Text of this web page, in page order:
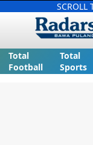
SCROLL
Total
Football
Total
Sports